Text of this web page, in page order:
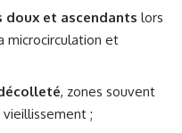
doux et ascendants lors
microcirculation et
, zones souvent
;